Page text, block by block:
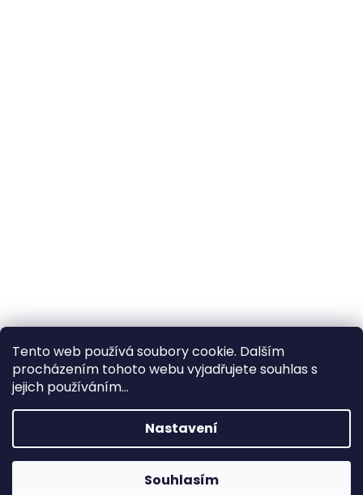
Tento web používá soubory cookie. Dalším
procházením tohoto webu vyjadřujete souhlas s
jejich používáním...
Nastavení
Souhlasím
×
Hledáte nejvýhodnější cenu? Získáte jí
pomocíregistrace
1% SLEVA NA PRVNÍ NÁKUP - POMOCÍ SLEVOVÉHO